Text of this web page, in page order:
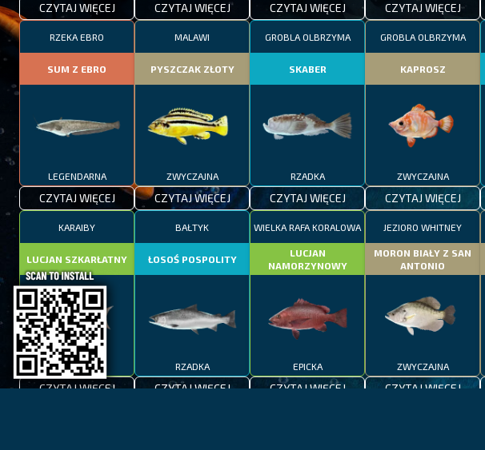
CZYTAJ WIĘCEJ CZYTAJ WIĘCEJ CZYTAJ WIĘCEJ CZYTAJ WIĘCEJ
RZEKA EBRO
SUM Z EBRO
LEGENDARNA
CZYTAJ WIĘCEJ
MALAWI
PYSZCZAK ZŁOTY
ZWYCZAJNA
CZYTAJ WIĘCEJ
GROBLA OLBRZYMA
SKABER
RZADKA
CZYTAJ WIĘCEJ
GROBLA OLBRZYMA
KAPROSZ
ZWYCZAJNA
CZYTAJ WIĘCEJ
KARAIBY
LUCJAN SZKARŁATNY
EPICKA
CZYTAJ WIĘCEJ
BAŁTYK
ŁOSOŚ POSPOLITY
RZADKA
CZYTAJ WIĘCEJ
WIELKA RAFA KORALOWA
LUCJAN
NAMORZYNOWY
EPICKA
CZYTAJ WIĘCEJ
JEZIORO WHITNEY
MORON BIAŁY Z SAN
ANTONIO
ZWYCZAJNA
CZYTAJ WIĘCEJ